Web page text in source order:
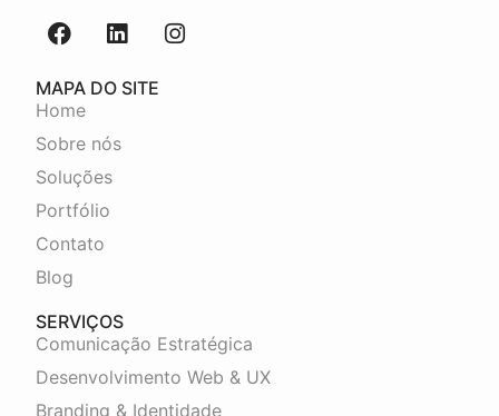
MAPA DO SITE
Home
Sobre nós
Soluções
Portfólio
Contato
Blog
SERVIÇOS
Comunicação Estratégica
Desenvolvimento Web & UX
Branding & Identidade